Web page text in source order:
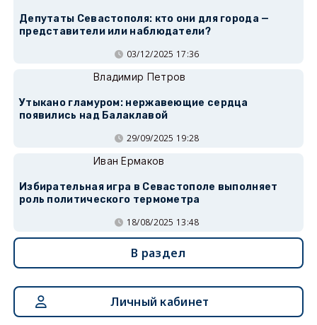
Депутаты Севастополя: кто они для города —
представители или наблюдатели?
03/12/2025 17:36
Владимир Петров
Утыкано гламуром: нержавеющие сердца
появились над Балаклавой
29/09/2025 19:28
Иван Ермаков
Избирательная игра в Севастополе выполняет
роль политического термометра
18/08/2025 13:48
В раздел
Личный кабинет